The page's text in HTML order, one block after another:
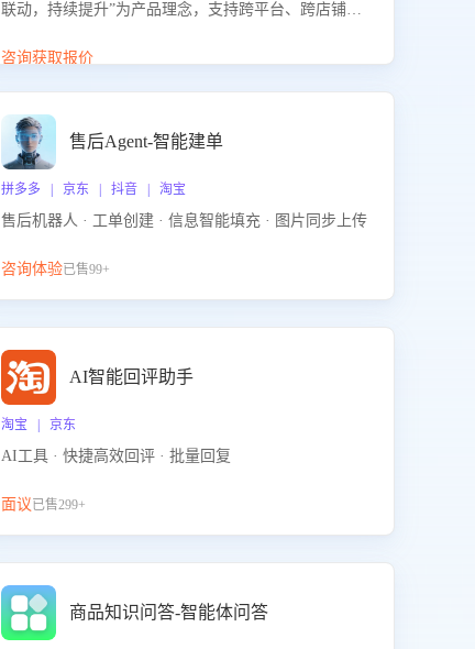
联动，持续提升”为产品理念，支持跨平台、跨店铺的
联动，持续提升客服团队的销服能力。
咨询获取报价
售后Agent-智能建单
拼多多 | 京东 | 抖音 | 淘宝
售后机器人 · 工单创建 · 信息智能填充 · 图片同步上传
咨询体验已售99+
AI智能回评助手
淘宝 | 京东
AI工具 · 快捷高效回评 · 批量回复
面议已售299+
商品知识问答-智能体问答